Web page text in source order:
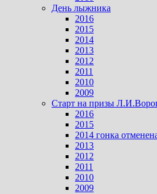
День лыжника
2016
2015
2014
2013
2012
2011
2010
2009
Старт на призы
2016
2015
2014 гонка
2013
2012
2011
2010
2009